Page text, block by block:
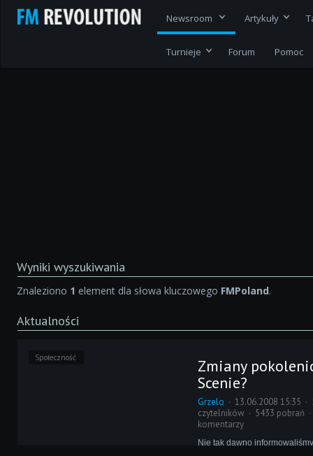
Newsroom Artykuły
Turnieje Forum Pomoc
Wyniki wyszukiwania
Znaleziono 1 element dla słowa kluczowego FMPoland.
Aktualności
Społeczność
Zmiany
Scenie?
Grzelo 13.06.2008 15:35
czytelników
5433 pobrań
komentarzy
Nie tak dawno